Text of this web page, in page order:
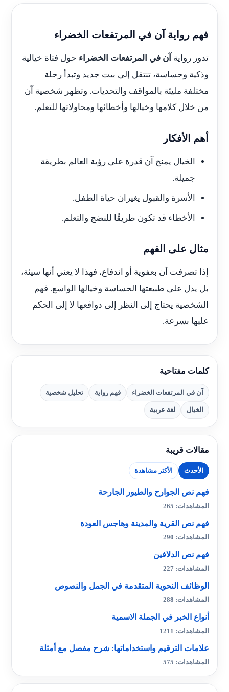
فهم رواية آن في المرتفعات الخضراء
تدور رواية آن في المرتفعات الخضراءحول فتاة خيالية
وذكية وحساسة، تنتقل إلى بيت جديد وتبدأ رحلة
مختلفة مليئة بالمواقف والتحديات. وتظهر شخصية آن
من خلال كلامها وخيالها وأخطائها ومحاولاتها للتعلم.
أهم الأفكار
الخيال يمنح آن قدرة على رؤية العالم بطريقة
جميلة.
الأسرة والقبول يغيران حياة الطفل.
الأخطاء قد تكون طريقًا للنضج والتعلم.
مثال على الفهم
إذا تصرفت آن بعفوية أو اندفاع، فهذا لا يعني أنها سيئة،
بل يدل على طبيعتها الحساسة وخيالها الواسع. فهم
الشخصية يحتاج إلى النظر إلى دوافعها لا إلى الحكم
عليها بسرعة.
كلمات مفتاحية
آن في المرتفعات الخضراء فهم رواية تحليل شخصية
الخيال لغة عربية
مقالات قريبة
الأحدث الأكثر مشاهدة
فهم نص الجوارح والطيور الجارحة
المشاهدات: 265
فهم نص القرية والمدينة وهاجس العودة
المشاهدات: 290
فهم نص الدلافين
المشاهدات: 227
الوظائف النحوية المتقدمة في الجمل والنصوص
المشاهدات: 288
أنواع الخبر في الجملة الاسمية
المشاهدات: 1211
علامات الترقيم واستخداماتها: شرح مفصل مع أمثلة
المشاهدات: 575